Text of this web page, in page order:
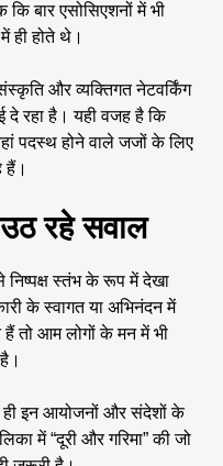
कि बार एसोसिएशनों में भी
ही होते थे।
और व्यक्तिगत नेटवर्किंग
दे रहा है। यही वजह है कि
पदस्थ होने वाले जजों के लिए
हैं।
रहे सवाल
निष्पक्ष स्तंभ के रूप में देखा
के स्वागत या अभिनंदन में
तो आम लोगों के मन में भी
ही इन आयोजनों और संदेशों के
में “दूरी और गरिमा” की जो